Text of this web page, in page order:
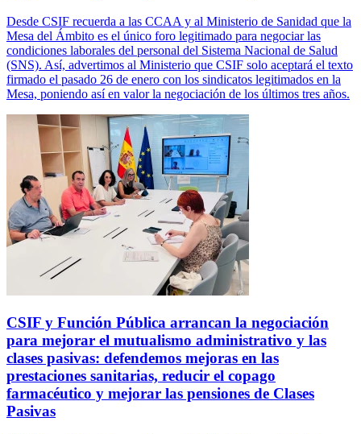
Desde CSIF recuerda a las CCAA y al Ministerio de Sanidad que la
Mesa del Ámbito es el único foro legitimado para negociar las
condiciones laborales del personal del Sistema Nacional de Salud
(SNS). Así, advertimos al Ministerio que CSIF solo aceptará el texto
firmado el pasado 26 de enero con los sindicatos legitimados en la
Mesa, poniendo así en valor la negociación de los últimos tres años.
CSIF y Función Pública arrancan la negociación
para mejorar el mutualismo administrativo y las
clases pasivas: defendemos mejoras en las
prestaciones sanitarias, reducir el copago
farmacéutico y mejorar las pensiones de Clases
Pasivas